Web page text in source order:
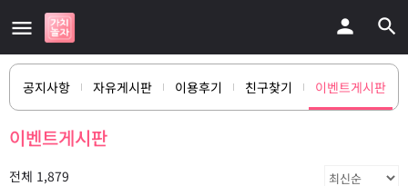
공지사항 자유게시판 이용후기 친구찾기 이벤트게시판
이벤트게시판
전체 1,879